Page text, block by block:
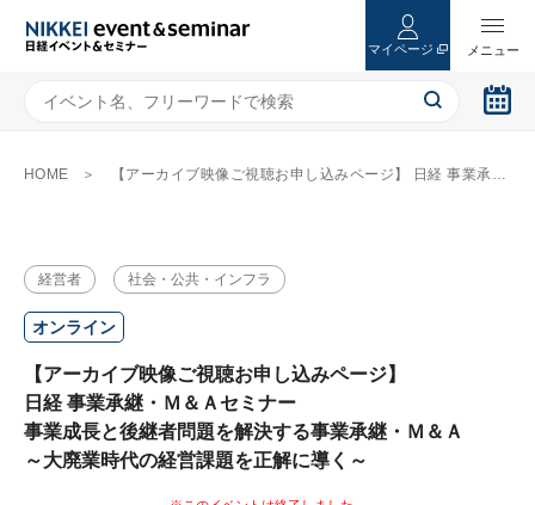
マイページ
HOME 【アーカイブ映像ご視聴お申し込みページ】 日経 事業承継・Ｍ＆Ａセミナー 事業成長と後継者問題を解決する事業承継・Ｍ＆Ａ ～大廃業時代の経営課題を正解に導く～
経営者 社会・公共・インフラ
オンライン
【アーカイブ映像ご視聴お申し込みページ】
日経 事業承継・Ｍ＆Ａセミナー
事業成長と後継者問題を解決する事業承継・Ｍ＆Ａ
～大廃業時代の経営課題を正解に導く～